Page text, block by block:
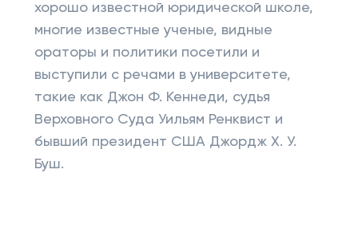
хорошо известной юридической школе,
многие известные ученые, видные
ораторы и политики посетили и
выступили с речами в университете,
такие как Джон Ф. Кеннеди, судья
Верховного Суда Уильям Ренквист и
бывший президент США Джордж Х. У.
Буш.